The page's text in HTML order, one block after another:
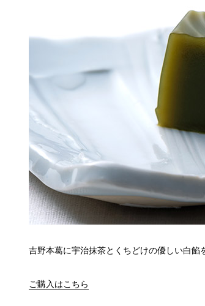
吉野本葛に宇治抹茶とくちどけの優しい白餡
ご購入はこちら